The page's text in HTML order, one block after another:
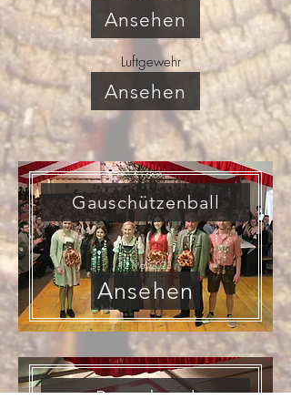
Ansehen
Luftgewehr
Ansehen
12.Mai 2023
Gauschützenball
Ansehen